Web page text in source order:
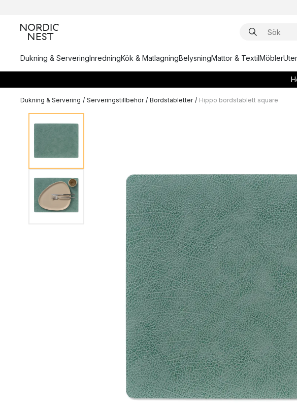
Dukning & ServeringInredningKök & MatlagningBelysningMattor & TextilMöbler
Dukning & Servering / Serveringstillbehör / Bordstabletter / Hippo bordstablett square